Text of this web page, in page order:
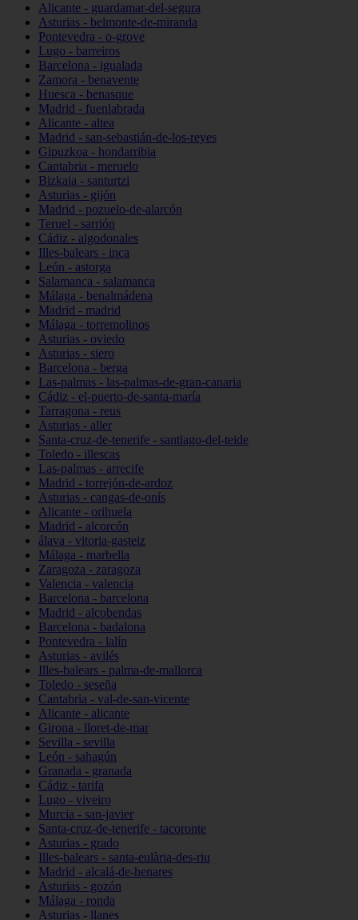
Alicante - guardamar-del-segura
Asturias - belmonte-de-miranda
Pontevedra - o-grove
Lugo - barreiros
Barcelona - igualada
Zamora - benavente
Huesca - benasque
Madrid - fuenlabrada
Alicante - altea
Madrid - san-sebastián-de-los-reyes
Gipuzkoa - hondarribia
Cantabria - meruelo
Bizkaia - santurtzi
Asturias - gijón
Madrid - pozuelo-de-alarcón
Teruel - sarrión
Cádiz - algodonales
Illes-balears - inca
León - astorga
Salamanca - salamanca
Málaga - benalmádena
Madrid - madrid
Málaga - torremolinos
Asturias - oviedo
Asturias - siero
Barcelona - berga
Las-palmas - las-palmas-de-gran-canaria
Cádiz - el-puerto-de-santa-maría
Tarragona - reus
Asturias - aller
Santa-cruz-de-tenerife - santiago-del-teide
Toledo - illescas
Las-palmas - arrecife
Madrid - torrejón-de-ardoz
Asturias - cangas-de-onís
Alicante - orihuela
Madrid - alcorcón
álava - vitoria-gasteiz
Málaga - marbella
Zaragoza - zaragoza
Valencia - valencia
Barcelona - barcelona
Madrid - alcobendas
Barcelona - badalona
Pontevedra - lalín
Asturias - avilés
Illes-balears - palma-de-mallorca
Toledo - seseña
Cantabria - val-de-san-vicente
Alicante - alicante
Girona - lloret-de-mar
Sevilla - sevilla
León - sahagún
Granada - granada
Cádiz - tarifa
Lugo - viveiro
Murcia - san-javier
Santa-cruz-de-tenerife - tacoronte
Asturias - grado
Illes-balears - santa-eulària-des-riu
Madrid - alcalá-de-henares
Asturias - gozón
Málaga - ronda
Asturias - llanes